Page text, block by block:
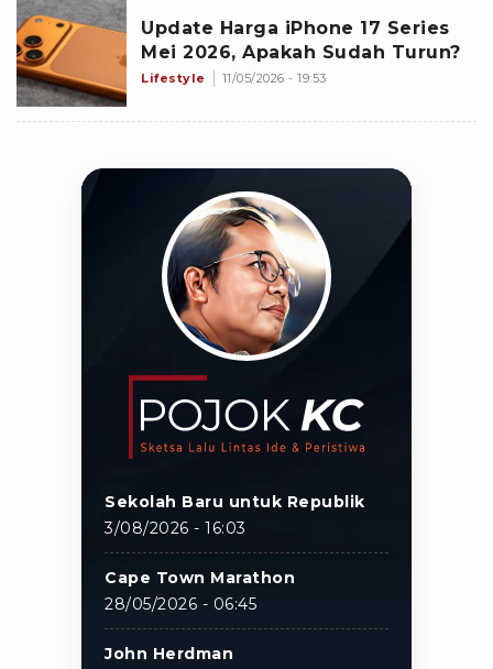
Update Harga iPhone 17 Series
Mei 2026, Apakah Sudah Turun?
Lifestyle 11/05/2026 - 19:53
Sekolah Baru untuk Republik
3/08/2026 - 16:03
Cape Town Marathon
28/05/2026 - 06:45
John Herdman